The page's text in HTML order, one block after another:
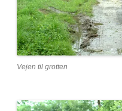
Vejen til grotten